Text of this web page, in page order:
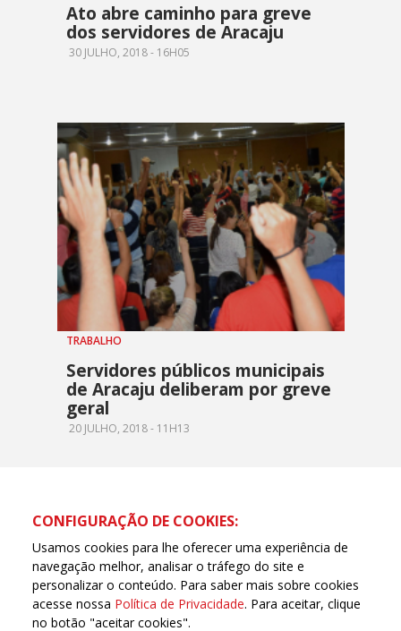
Ato abre caminho para greve
dos servidores de Aracaju
30 JULHO, 2018 - 16H05
TRABALHO
Servidores públicos municipais
de Aracaju deliberam por greve
geral
20 JULHO, 2018 - 11H13
CONFIGURAÇÃO DE COOKIES:
Usamos cookies para lhe oferecer uma experiência de
navegação melhor, analisar o tráfego do site e
personalizar o conteúdo. Para saber mais sobre cookies
acesse nossa Política de Privacidade. Para aceitar, clique
no botão "aceitar cookies".